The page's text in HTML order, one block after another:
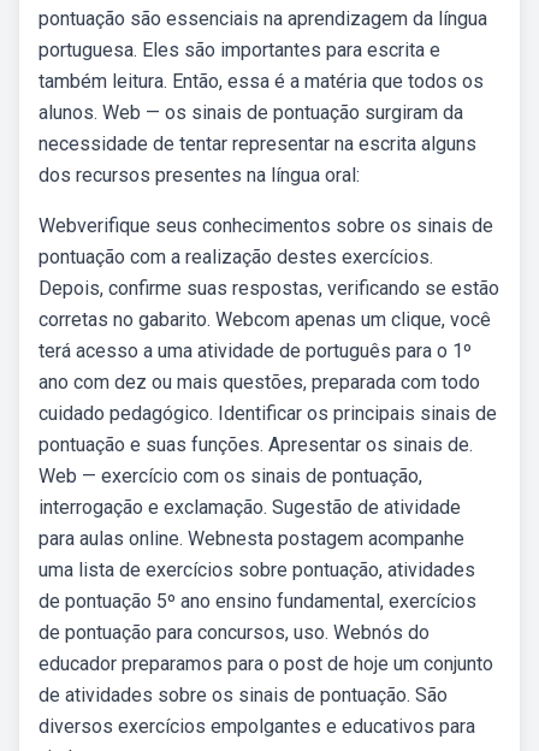
pontuação são essenciais na aprendizagem da língua
portuguesa. Eles são importantes para escrita e
também leitura. Então, essa é a matéria que todos os
alunos. Web — os sinais de pontuação surgiram da
necessidade de tentar representar na escrita alguns
dos recursos presentes na língua oral:
Webverifique seus conhecimentos sobre os sinais de
pontuação com a realização destes exercícios.
Depois, confirme suas respostas, verificando se estão
corretas no gabarito. Webcom apenas um clique, você
terá acesso a uma atividade de português para o 1º
ano com dez ou mais questões, preparada com todo
cuidado pedagógico. Identificar os principais sinais de
pontuação e suas funções. Apresentar os sinais de.
Web — exercício com os sinais de pontuação,
interrogação e exclamação. Sugestão de atividade
para aulas online. Webnesta postagem acompanhe
uma lista de exercícios sobre pontuação, atividades
de pontuação 5º ano ensino fundamental, exercícios
de pontuação para concursos, uso. Webnós do
educador preparamos para o post de hoje um conjunto
de atividades sobre os sinais de pontuação. São
diversos exercícios empolgantes e educativos para